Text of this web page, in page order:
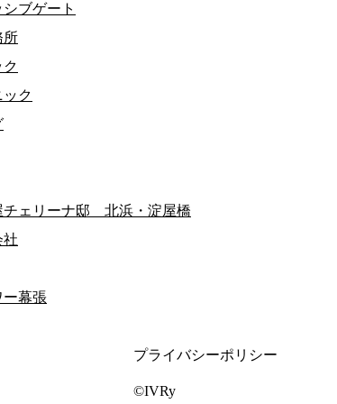
ブゲート
所
ク
チェリーナ邸 北浜・淀屋橋
社
ー幕張
プライバシーポリシー
©IVRy